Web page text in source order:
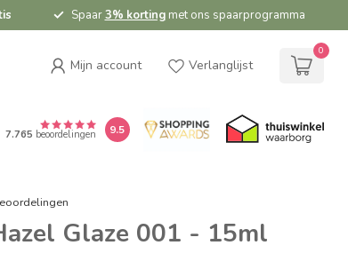
Spaar3% kortingmet ons spaarprogramma
Mijn account Verlanglijst
0
7.765 beoordelingen 9.5
Glaze 001 - 15ml